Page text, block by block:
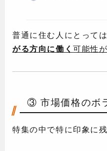
普通に住む人にとっては
がる方向に働く可能性
③ 市場価格のボ
特集の中で特に印象に